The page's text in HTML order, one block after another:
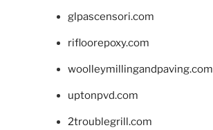
glpascensori.com
rifloorepoxy.com
woolleymillingandpaving.com
uptonpvd.com
2troublegrill.com